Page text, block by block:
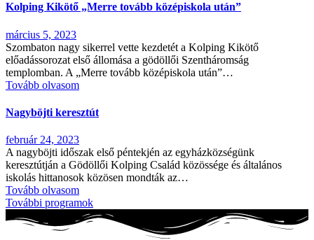
Kolping Kikötő „Merre tovább középiskola után”
március 5, 2023
Szombaton nagy sikerrel vette kezdetét a Kolping Kikötő
előadássorozat első állomása a gödöllői Szentháromság
templomban. A „Merre tovább középiskola után”…
Tovább olvasom
Nagyböjti keresztút
február 24, 2023
A nagyböjti időszak első péntekjén az egyházközségünk
keresztútján a Gödöllői Kolping Család közössége és általános
iskolás hittanosok közösen mondták az…
Tovább olvasom
További programok